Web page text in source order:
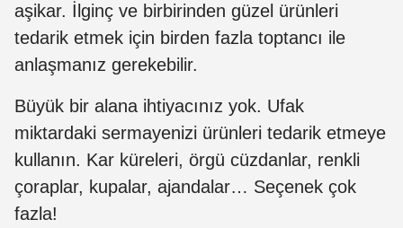
aşikar. İlginç ve birbirinden güzel ürünleri
tedarik etmek için birden fazla toptancı ile
anlaşmanız gerekebilir.
Büyük bir alana ihtiyacınız yok. Ufak
miktardaki sermayenizi ürünleri tedarik etmeye
kullanın. Kar küreleri, örgü cüzdanlar, renkli
çoraplar, kupalar, ajandalar… Seçenek çok
fazla!